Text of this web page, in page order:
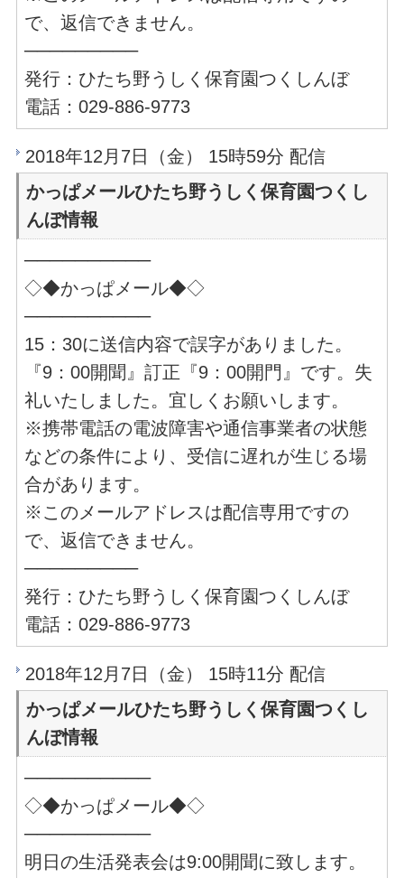
で、返信できません。
─────────
発行：ひたち野うしく保育園つくしんぼ
電話：029-886-9773
2018年12月7日（金） 15時59分 配信
かっぱメールひたち野うしく保育園つくし
んぼ情報
──────────
◇◆かっぱメール◆◇
──────────
15：30に送信内容で誤字がありました。
『9：00開聞』訂正『9：00開門』です。失
礼いたしました。宜しくお願いします。
※携帯電話の電波障害や通信事業者の状態
などの条件により、受信に遅れが生じる場
合があります。
※このメールアドレスは配信専用ですの
で、返信できません。
─────────
発行：ひたち野うしく保育園つくしんぼ
電話：029-886-9773
2018年12月7日（金） 15時11分 配信
かっぱメールひたち野うしく保育園つくし
んぼ情報
──────────
◇◆かっぱメール◆◇
──────────
明日の生活発表会は9:00開聞に致します。